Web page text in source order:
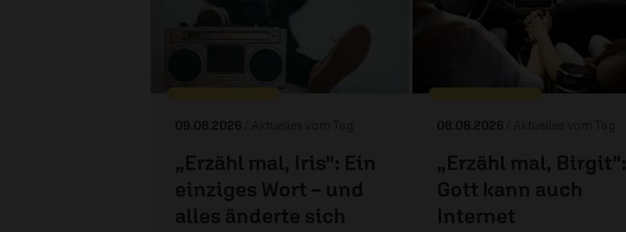
09.08.2026 / Aktuelles vom Tag
„Erzähl mal, Iris": Ein
einziges Wort – und
alles änderte sich
08.08.2026 / Aktuelles vom Tag
„Erzähl mal, Birgit":
Gott kann auch
Internet